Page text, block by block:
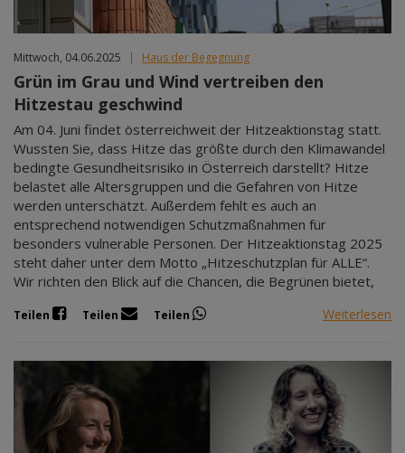
Mittwoch, 04.06.2025 | Haus der Begegnung
Grün im Grau und Wind vertreiben den
Hitzestau geschwind
Am 04. Juni findet österreichweit der Hitzeaktionstag statt.
Wussten Sie, dass Hitze das größte durch den Klimawandel
bedingte Gesundheitsrisiko in Österreich darstellt? Hitze
belastet alle Altersgruppen und die Gefahren von Hitze
werden unterschätzt. Außerdem fehlt es auch an
entsprechend notwendigen Schutzmaßnahmen für
besonders vulnerable Personen. Der Hitzeaktionstag 2025
steht daher unter dem Motto „Hitzeschutzplan für ALLE“.
Wir richten den Blick auf die Chancen, die Begrünen bietet,
Teilen Teilen Teilen Weiterlesen